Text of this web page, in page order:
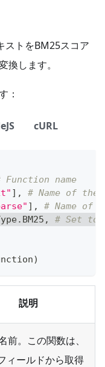
ストをBM25スコア
換します。
：
cURL
Function name
] ,
# Name of the
] ,
# Name of
. BM25 ,
# Set to
)
説明
前。この関数は、
ィールドから取得